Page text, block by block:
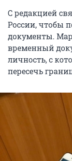
С редакцией
России, чтобы
документы.
временный
личность, с
пересечь